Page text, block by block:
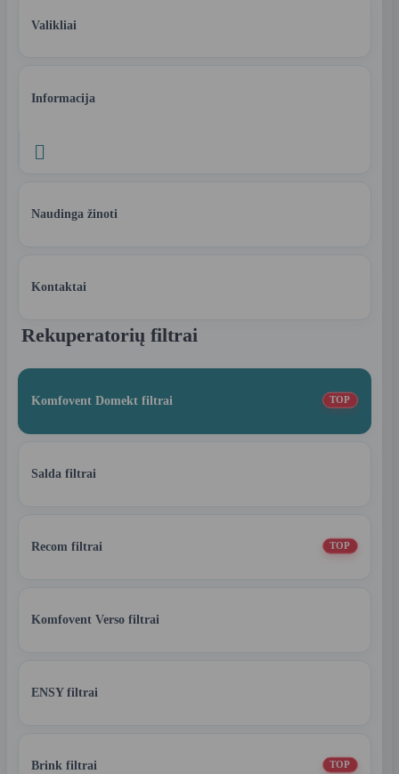
Valikliai
Informacija

Naudinga žinoti
Kontaktai
Rekuperatorių filtrai
Komfovent Domekt filtrai TOP
Salda filtrai
Recom filtrai TOP
Komfovent Verso filtrai
ENSY filtrai
Brink filtrai TOP